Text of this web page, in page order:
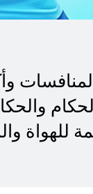
للهواة